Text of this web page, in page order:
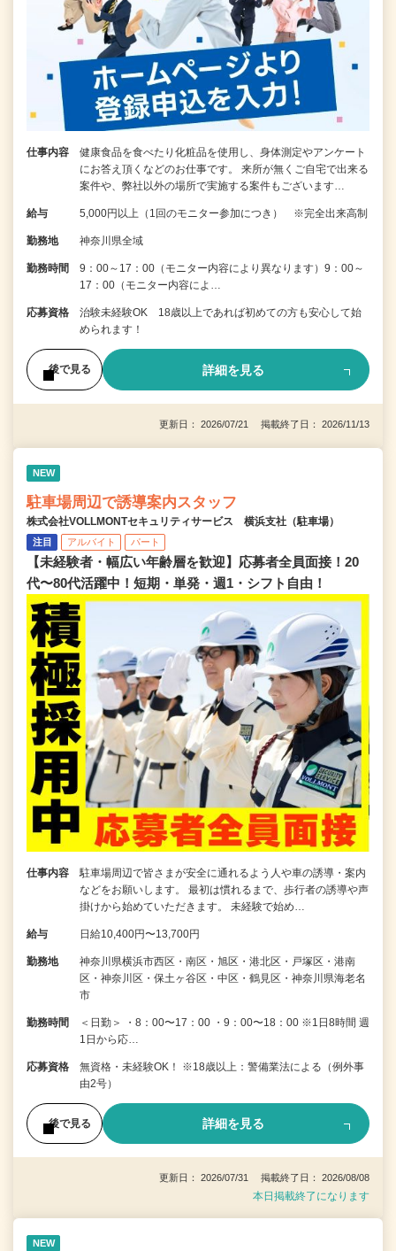
仕事内容
健康食品を食べたり化粧品を使用し、身体測定やアンケート
にお答え頂くなどのお仕事です。 来所が無くご自宅で出来る
案件や、弊社以外の場所で実施する案件もございます…
給与 5,000円以上（1回のモニター参加につき） ※完全出来高制
勤務地 神奈川県全域
勤務時間
9：00～17：00（モニター内容により異なります）9：00～
17：00（モニター内容によ…
応募資格
治験未経験OK 18歳以上であれば初めての方も安心して始
められます！
後で見る 詳細を見る
更新日： 2026/07/21 掲載終了日： 2026/11/13
NEW
駐車場周辺で誘導案内スタッフ
株式会社VOLLMONTセキュリティサービス 横浜支社（駐車場）
注目 アルバイト パート
【未経験者・幅広い年齢層を歓迎】応募者全員面接！20
代〜80代活躍中！短期・単発・週1・シフト自由！
仕事内容
駐車場周辺で皆さまが安全に通れるよう人や車の誘導・案内
などをお願いします。 最初は慣れるまで、歩行者の誘導や声
掛けから始めていただきます。 未経験で始め…
給与 日給10,400円〜13,700円
勤務地
神奈川県横浜市西区・南区・旭区・港北区・戸塚区・港南
区・神奈川区・保土ヶ谷区・中区・鶴見区・神奈川県海老名
市
勤務時間
＜日勤＞ ・8：00〜17：00 ・9：00〜18：00 ※1日8時間 週
1日から応…
応募資格
無資格・未経験OK！ ※18歳以上：警備業法による（例外事
由2号）
後で見る 詳細を見る
更新日： 2026/07/31 掲載終了日： 2026/08/08
本日掲載終了になります
NEW